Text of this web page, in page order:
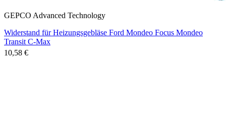
GEPCO Advanced Technology
Widerstand für Heizungsgebläse Ford Mondeo Focus Mondeo
Transit C-Max
10,58 €